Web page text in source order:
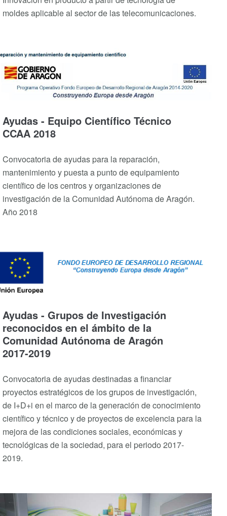
moldes aplicable al sector de las telecomunicaciones.
Ayudas - Equipo Científico Técnico
CCAA 2018
Convocatoria de ayudas para la reparación,
mantenimiento y puesta a punto de equipamiento
científico de los centros y organizaciones de
investigación de la Comunidad Autónoma de Aragón.
Año 2018
Ayudas - Grupos de Investigación
reconocidos en el ámbito de la
Comunidad Autónoma de Aragón
2017-2019
Convocatoria de ayudas destinadas a financiar
proyectos estratégicos de los grupos de investigación,
de I+D+i en el marco de la generación de conocimiento
científico y técnico y de proyectos de excelencia para la
mejora de las condiciones sociales, económicas y
tecnológicas de la sociedad, para el periodo 2017-
2019.